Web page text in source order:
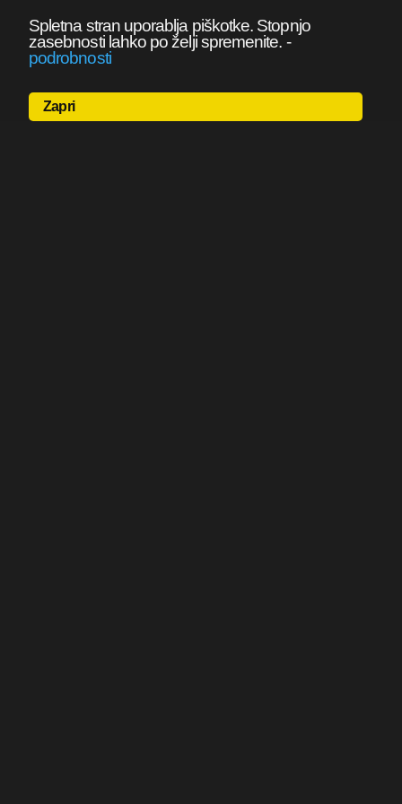
Spletna stran uporablja piškotke. Stopnjo
zasebnosti lahko po želji spremenite. -
podrobnosti
Zapri